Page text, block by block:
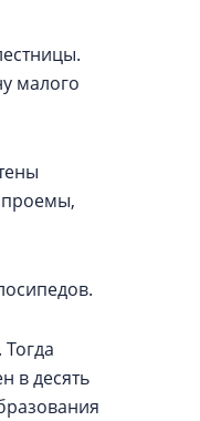
малого
проемы,
в десять